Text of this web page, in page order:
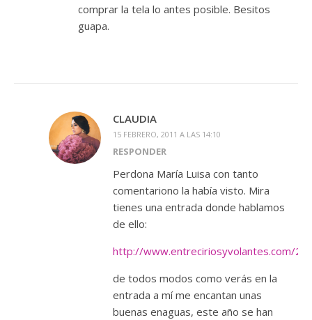
comprar la tela lo antes posible. Besitos
guapa.
CLAUDIA
15 FEBRERO, 2011 A LAS 14:10
RESPONDER
Perdona María Luisa con tanto
comentariono la había visto. Mira
tienes una entrada donde hablamos
de ello:
http://www.entreciriosyvolantes.com/
de todos modos como verás en la
entrada a mí me encantan unas
buenas enaguas, este año se han